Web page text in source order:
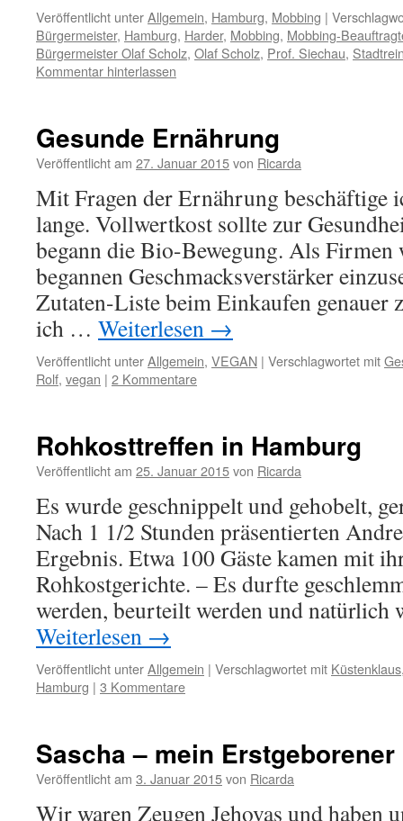
Veröffentlicht unterAllgemein, Hamburg, Mobbing |
Bürgermeister, Hamburg, Harder, Mobbing, Mobbing-
Bürgermeister Olaf Scholz, Olaf Scholz, Prof. Siechau,
Kommentar hinterlassen
Gesunde Ernährung
Veröffentlicht am 27. Januar 2015von Ricarda
Mit Fragen der Ernährung beschäftige
lange. Vollwertkost sollte zur
begann die Bio-Bewegung. Als
begannen Geschmacksverstärker
Zutaten-Liste beim Einkaufen genauer
ich … Weiterlesen →
Veröffentlicht unterAllgemein, VEGAN | Verschlagwortet mit
Rolf, vegan | 2 Kommentare
Rohkosttreffen in Hamburg
Veröffentlicht am 25. Januar 2015von Ricarda
Es wurde geschnippelt und gehobelt,
Nach 1 1/2 Stunden präsentierten
Ergebnis. Etwa 100 Gäste kamen mit
Rohkostgerichte. – Es durfte
werden, beurteilt werden und
Weiterlesen →
Veröffentlicht unterAllgemein | Verschlagwortet mit Küstenklaus
Hamburg | 3 Kommentare
Sascha – mein Erstgeborener
Veröffentlicht am 3. Januar 2015von Ricarda
Wir waren Zeugen Jehovas und haben